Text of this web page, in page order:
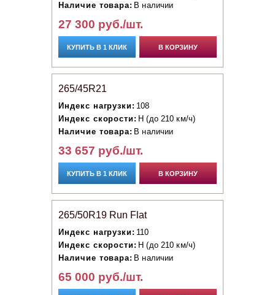
Наличие товара: В наличии
27 300 руб./шт.
КУПИТЬ В 1 КЛИК В КОРЗИНУ
265/45R21
Индекс нагрузки: 108
Индекс скорости: H (до 210 км/ч)
Наличие товара: В наличии
33 657 руб./шт.
КУПИТЬ В 1 КЛИК В КОРЗИНУ
265/50R19 Run Flat
Индекс нагрузки: 110
Индекс скорости: H (до 210 км/ч)
Наличие товара: В наличии
65 000 руб./шт.